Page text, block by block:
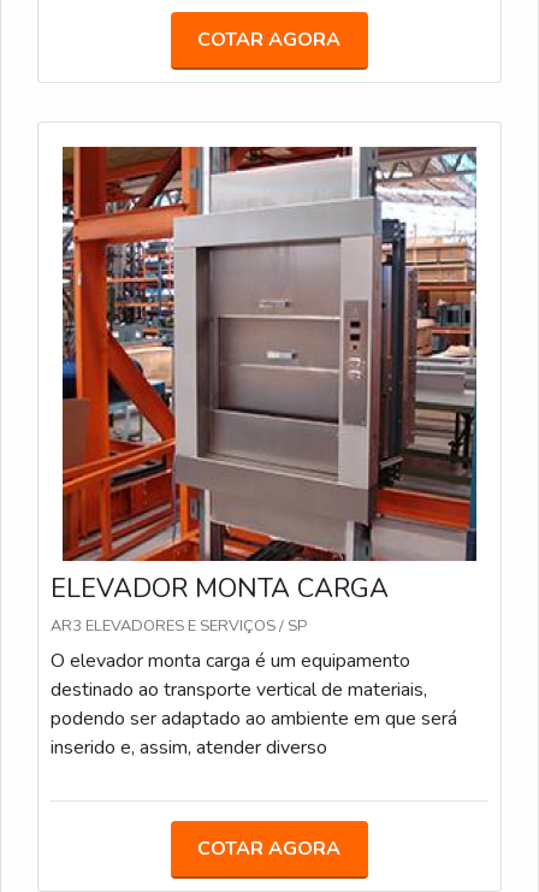
COTAR AGORA
ELEVADOR MONTA CARGA
AR3 ELEVADORES E SERVIÇOS / SP
O elevador monta carga é um equipamento
destinado ao transporte vertical de materiais,
podendo ser adaptado ao ambiente em que será
inserido e, assim, atender diverso
COTAR AGORA